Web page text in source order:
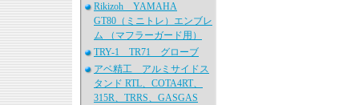
Rikizoh YAMAHA
GT80（ミニトレ）エンブレ
ム （マフラーガード用）
TRY-1 TR71 グローブ
アベ精工 アルミサイドス
タンド RTL、COTA4RT、
315R、TRRS、GASGAS